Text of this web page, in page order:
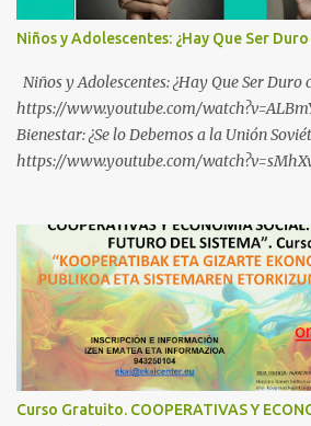
Niños y Adolescentes: ¿Hay Que Ser
Niños y Adolescentes: ¿Hay Que Ser Duro
https://www.youtube.com/
Bienestar: ¿Se lo Debemos a la Unión
https://www.youtube.com/
Industrial https://www.youtube.com/
¿Conoces los nuevos canales de
compartir ideas, para proteger a los niños
frente a abusos y manipulaciones:
ezagutzen dituzu? Euskal haurrak eta
manipulazioetatik babesteko zerbait egin
partekatu nahi badituzu: Telegram :
Curso Gratuito. COOPERATIVAS Y